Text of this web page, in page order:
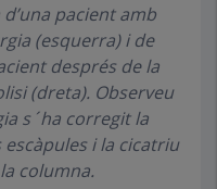
pacient amb
(esquerra) i de
després de la
(dreta). Observeu
s´ha corregit la
i la cicatriu
columna.